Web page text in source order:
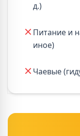
д.)
Питание и
иное)
Чаевые